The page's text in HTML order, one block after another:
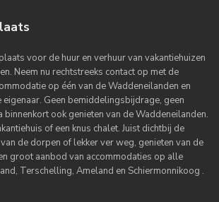
voor de huur en verhuur van vakantiehuizen
Neem nu rechtstreeks contact op met de
op één van de Waddeneilanden en
Geen bemiddelingsbijdrage, geen
binnenkort ook genieten van de Waddeneilanden.
of een knus chalet. Juist dichtbij de
de dorpen of lekker ver weg, genieten van de
groot aanbod van accommodaties op alle
Terschelling, Ameland en Schiermonnikoog .